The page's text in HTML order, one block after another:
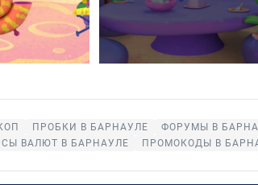
ПРОБКИ В БАРНАУЛЕ ФОРУМЫ В
ВАЛЮТ В БАРНАУЛЕ
ПРОМОКОДЫ В